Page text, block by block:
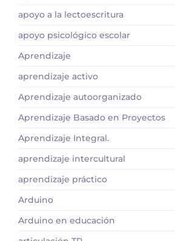
apoyo a la lectoescritura
apoyo psicológico escolar
Aprendizaje
aprendizaje activo
Aprendizaje autoorganizado
Aprendizaje Basado en Proyectos
Aprendizaje Integral.
aprendizaje intercultural
aprendizaje práctico
Arduino
Arduino en educación